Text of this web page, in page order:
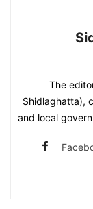
The
Shidlaghatta),
and local